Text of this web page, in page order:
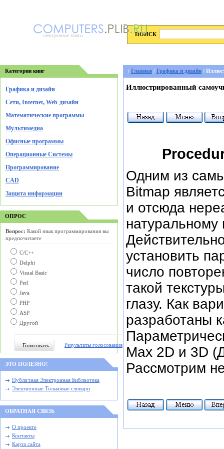
электронные книги ПОИСК
Категории книг
Графика и дизайн
Cети, Internet, Web-дизайн
Математические программы
Мультимедиа
Офисные программы
Операционные Системы
Программирование
CAD
Защита информации
ОПРОС
Вопрос: Какой язык программирования вы
предпочитаете
С/C++
Delphi
Visual Basic
Perl
Java
PHP
ASP
Другой
Результаты голосования
ЭТО ПОЛЕЗНО!
Публичная Электронная Библиотека
Электронные Тольковые словари
ОБРАТНАЯ СВЯЗЬ
О проекте
Контакты
Карта сайта
/ Главная / Графика и дизайн /
Иллюстрированный
Одним из
Bitmap
и отсюда
установить
число
такой
глазу. Как
разработаны
Max 2D и 3D
Рассмотрим